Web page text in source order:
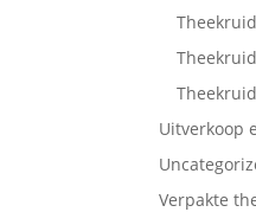
Uitverkoop
Verpakte